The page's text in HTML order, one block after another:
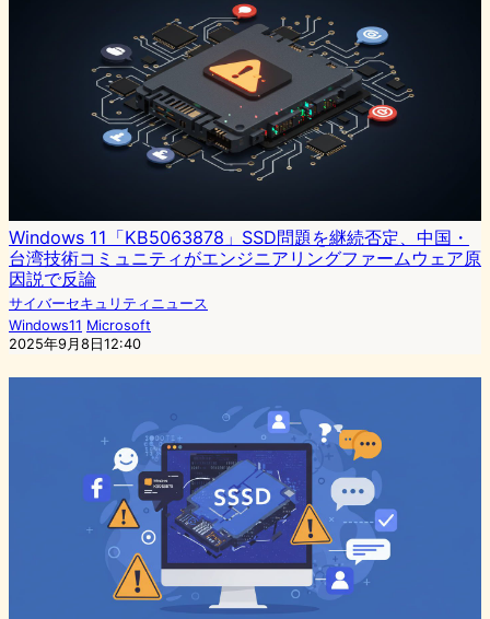
Windows 11「KB5063878」SSD問題を継続否定、中国・
台湾技術コミュニティがエンジニアリングファームウェア原
因説で反論
サイバーセキュリティニュース
Windows11 Microsoft
2025年9月8日12:40